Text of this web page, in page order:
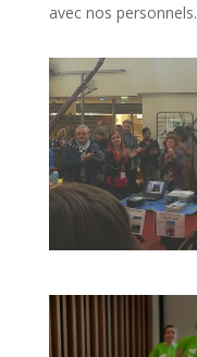
avec nos personnels.